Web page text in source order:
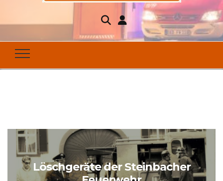
Steinbacher
Feuerwehr
Seit 1877 für Ihren Brandschutz da
Löschgeräte der Steinbacher